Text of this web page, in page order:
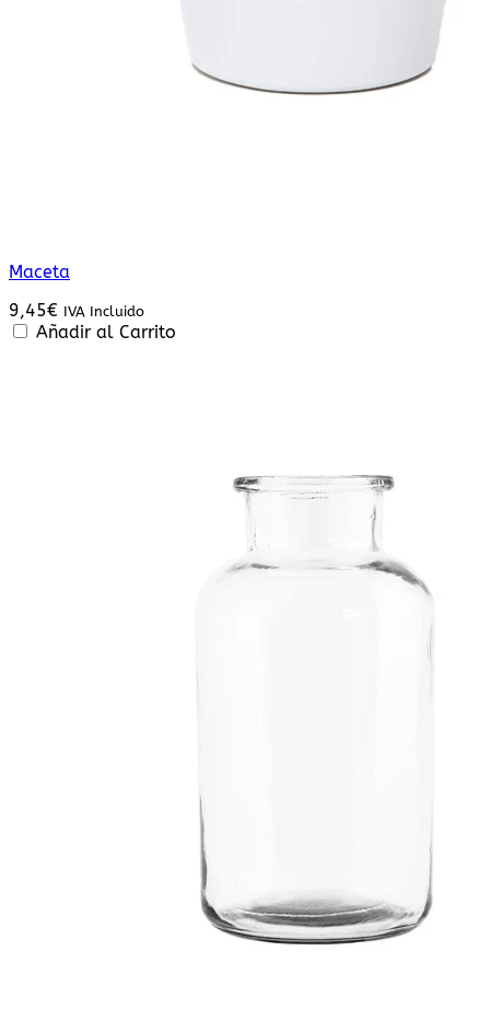
Maceta
9,45€ IVA Incluido
Añadir al Carrito